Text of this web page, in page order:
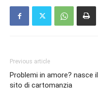
Previous article
Problemi in amore? nasce il
sito di cartomanzia